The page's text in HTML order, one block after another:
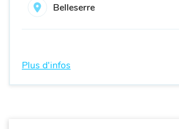
Belleserre
Plus d'infos